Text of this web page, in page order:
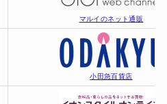
マルイのネット通販
小田急百貨店